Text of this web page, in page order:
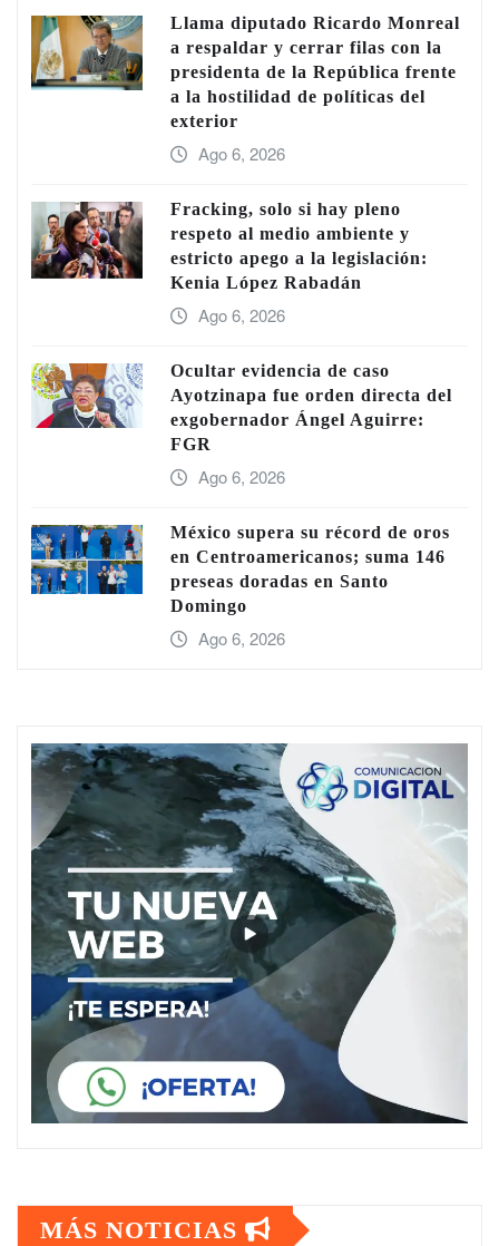
Llama diputado Ricardo Monreal
a respaldar y cerrar filas con la
presidenta de la República frente
a la hostilidad de políticas del
exterior
Ago 6, 2026
Fracking, solo si hay pleno
respeto al medio ambiente y
estricto apego a la legislación:
Kenia López Rabadán
Ago 6, 2026
Ocultar evidencia de caso
Ayotzinapa fue orden directa del
exgobernador Ángel Aguirre:
FGR
Ago 6, 2026
México supera su récord de oros
en Centroamericanos; suma 146
preseas doradas en Santo
Domingo
Ago 6, 2026
MÁS NOTICIAS